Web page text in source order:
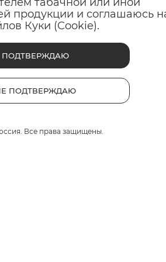
продукции и соглашаюсь
Куки (Cookie).
ПОДТВЕРЖДАЮ
ПОДТВЕРЖДАЮ
Все права защищены.
курить будут успешными без
эффект снижения общего
никотина во всем мире.